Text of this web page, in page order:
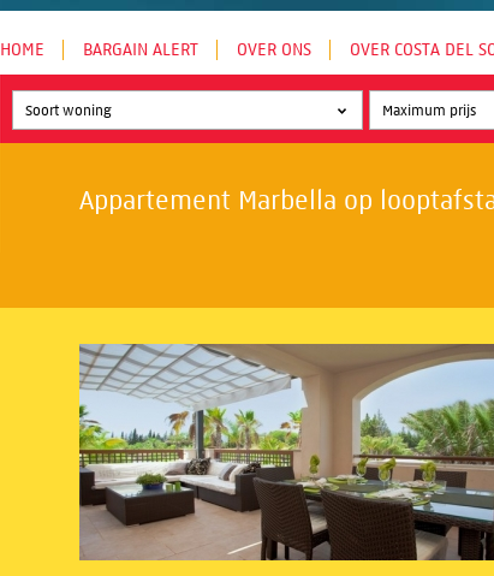
HOME BARGAIN ALERT OVER ONS OVER COSTA DEL
Soort woning
Appartement Marbella op